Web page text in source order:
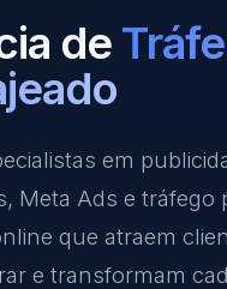
de
em
Meta Ads e tráfego
que atraem
e transformam